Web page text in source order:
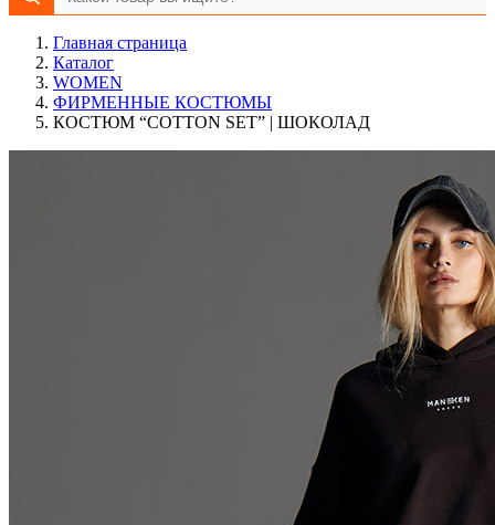
Главная страница
Каталог
WOMEN
ФИРМЕННЫЕ КОСТЮМЫ
КОСТЮМ “COTTON SET” | ШОКОЛАД